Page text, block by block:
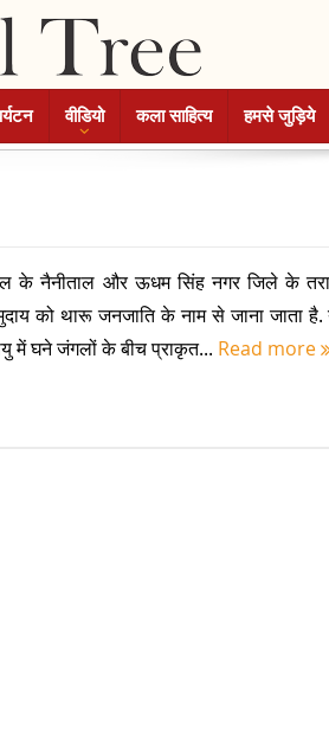
वीडियो कला साहित्य हमसे जुड़िये
के नैनीताल और ऊधम सिंह नगर जिले के
को थारू जनजाति के नाम से जाना जाता है.
में घने जंगलों के बीच प्राकृत... Read more